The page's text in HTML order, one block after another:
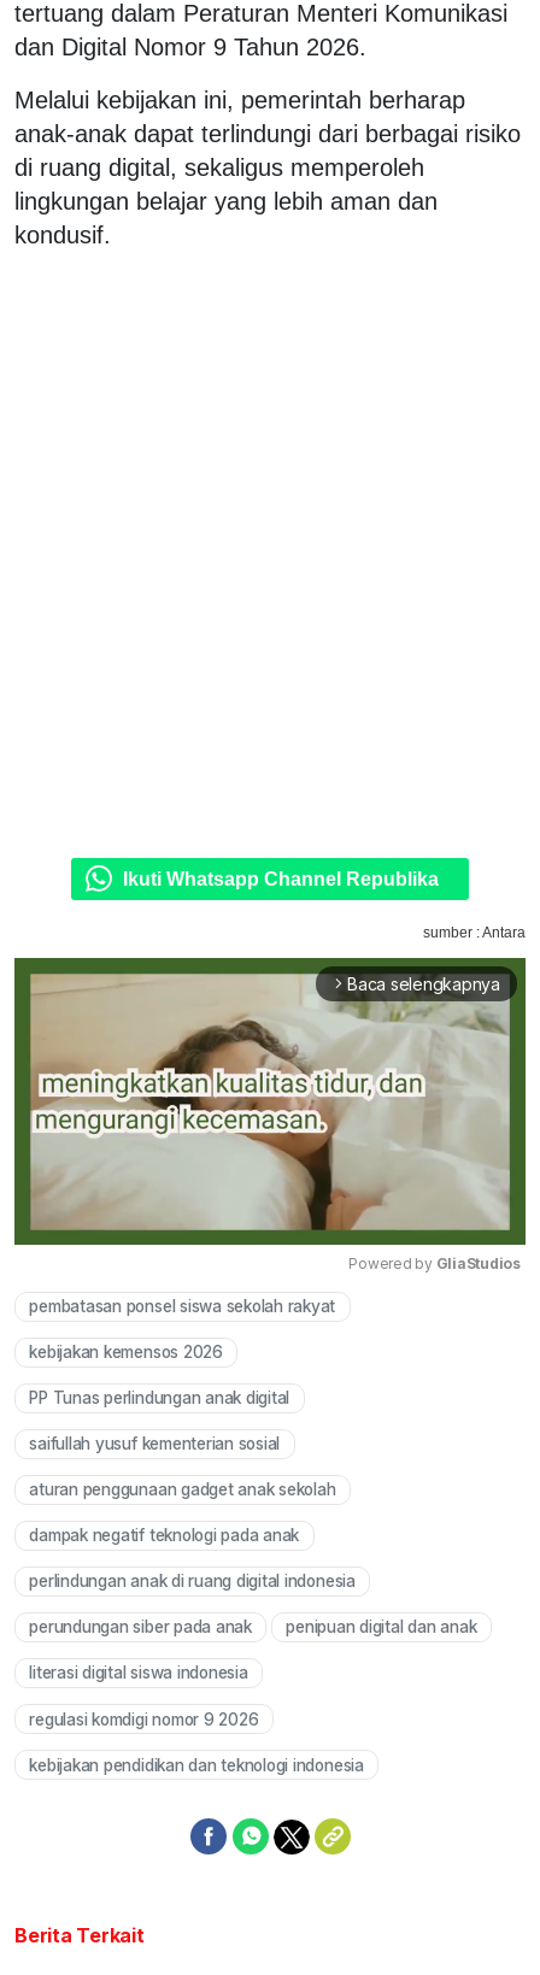
tertuang dalam Peraturan Menteri Komunikasi
dan Digital Nomor 9 Tahun 2026.
Melalui kebijakan ini, pemerintah berharap
anak-anak dapat terlindungi dari berbagai risiko
di ruang digital, sekaligus memperoleh
lingkungan belajar yang lebih aman dan
kondusif.
Ikuti Whatsapp Channel Republika
sumber : Antara
arrow_forward_ios Baca selengkapnya
Powered by GliaStudios
pembatasan ponsel siswa sekolah rakyat
kebijakan kemensos 2026
PP Tunas perlindungan anak digital
saifullah yusuf kementerian sosial
aturan penggunaan gadget anak sekolah
dampak negatif teknologi pada anak
perlindungan anak di ruang digital indonesia
perundungan siber pada anak penipuan digital dan anak
literasi digital siswa indonesia
regulasi komdigi nomor 9 2026
kebijakan pendidikan dan teknologi indonesia
Berita Terkait